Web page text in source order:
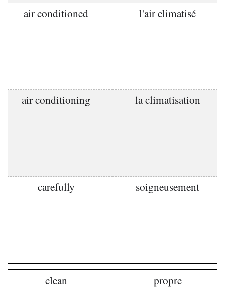
air conditioned l'air climatisé
air conditioning la climatisation
carefully soigneusement
clean propre